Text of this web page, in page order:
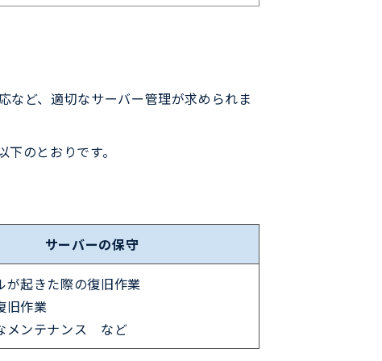
など、適切なサーバー管理が求められま
のとおりです。
サーバーの保守
が起きた際の復旧作業
旧作業
メンテナンス など